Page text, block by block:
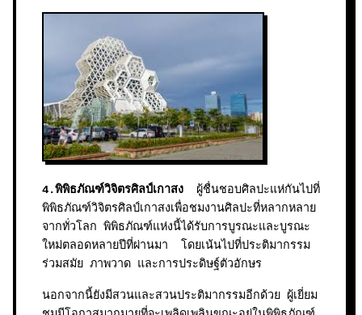
4.พิพิธภัณฑ์วิจิตรศิลป์เกาสง ผู้ชื่นชอบศิลปะแห่กันไปที่
พิพิธภัณฑ์วิจิตรศิลป์เกาสงเพื่อชมงานศิลปะที่หลากหลาย
จากทั่วโลก พิพิธภัณฑ์แห่งนี้ได้รับการบูรณะและบูรณะ
ใหม่ตลอดหลายปีที่ผ่านมา โดยเน้นไปที่ประติมากรรม
ร่วมสมัย ภาพวาด และการประดิษฐ์ตัวอักษร
นอกจากนี้ยังมีสวนและสวนประติมากรรมอีกด้วย ผู้เยี่ยม